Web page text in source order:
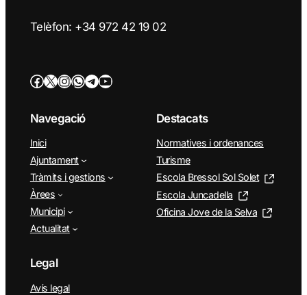
Telèfon: +34 972 42 19 02
Facebook Twitter/X InstagramWhatsApp TelegramYouTube
Navegació
Inici
Ajuntament
Tràmits i gestions
Àrees
Municipi
Actualitat
Destacats
Normatives i ordenances
Turisme
Escola Bressol Sol Solet
Escola Juncadella
Oficina Jove de la Selva
Legal
Avís legal